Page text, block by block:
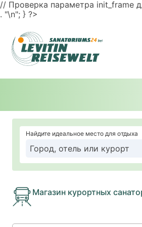
// Проверка параметра init_frame
. "\n"; } ?>
Найдите идеальное место для отдыха
Магазин курортных